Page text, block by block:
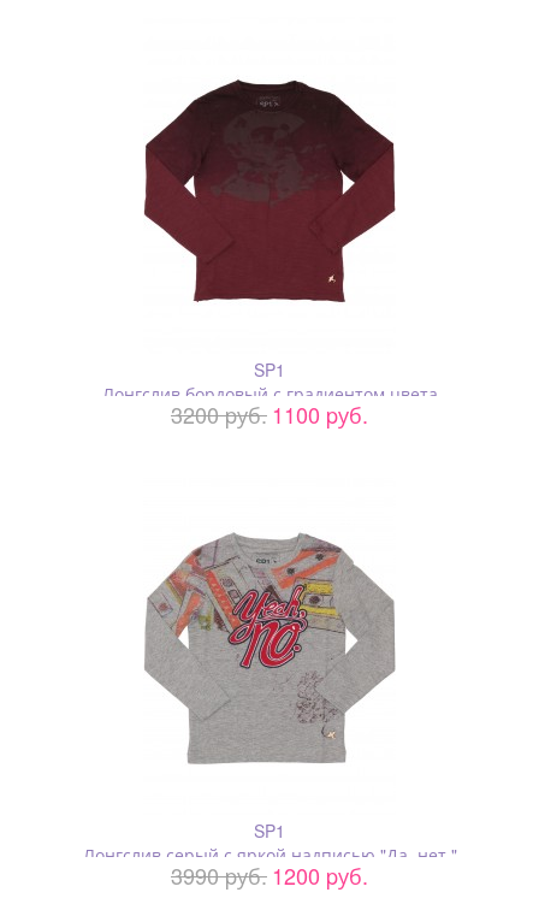
SP1
Лонгслив бордовый с градиентом цвета
3200 pуб.1100 pуб.
SP1
Лонгслив серый с яркой надписью "Да, нет."
3990 pуб.1200 pуб.